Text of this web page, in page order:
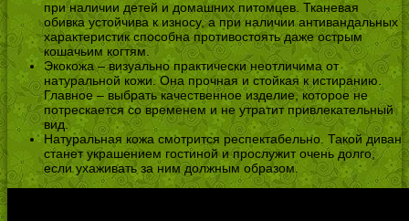
при наличии детей и домашних питомцев. Тканевая
обивка устойчива к износу, а при наличии антивандальных
характеристик способна противостоять даже острым
кошачьим когтям.
Экокожа – визуально практически неотличима от
натуральной кожи. Она прочная и стойкая к истиранию.
Главное – выбрать качественное изделие, которое не
потрескается со временем и не утратит привлекательный
вид.
Натуральная кожа смотрится респектабельно. Такой диван
станет украшением гостиной и прослужит очень долго,
если ухаживать за ним должным образом.